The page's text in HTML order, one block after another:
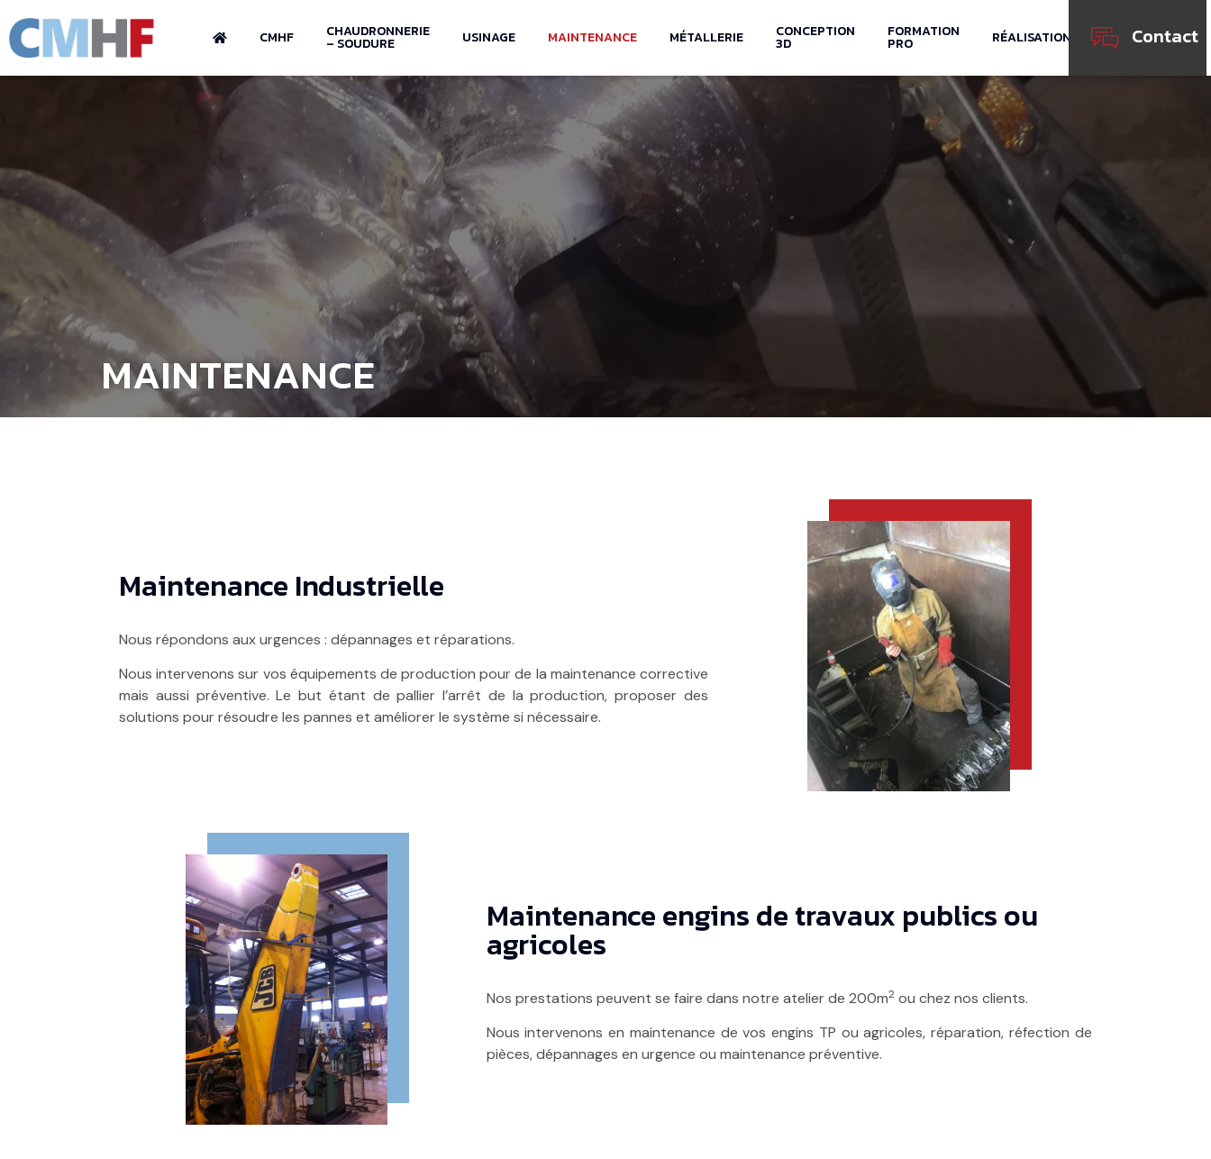
CMHF CHAUDRONNERIE
– SOUDURE USINAGE MAINTENANCE MÉTALLERIE CONCEPTION
3D
FORMATION
PRO RÉALISATIONS Contact
MAINTENANCE
Maintenance Industrielle
Nous répondons aux urgences : dépannages et réparations.
Nous intervenons sur vos équipements de production pour de la maintenance corrective
mais aussi préventive. Le but étant de pallier l’arrêt de la production, proposer des
solutions pour résoudre les pannes et améliorer le système si nécessaire.
Maintenance engins de travaux publics ou
agricoles
Nos prestations peuvent se faire dans notre atelier de 200m2ou chez nos clients.
Nous intervenons en maintenance de vos engins TP ou agricoles, réparation, réfection de
pièces, dépannages en urgence ou maintenance préventive.